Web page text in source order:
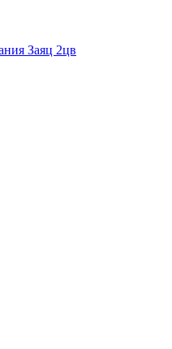
Заяц 2цв